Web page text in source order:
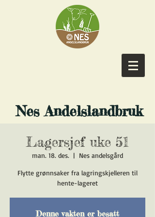
Andelslandbruk
Lagersjef uke 51
man. 18. des.
  |
Nes andelsgård
Flytte grønnsaker fra lagringskjelleren til
hente-lageret
Denne vakten er besatt